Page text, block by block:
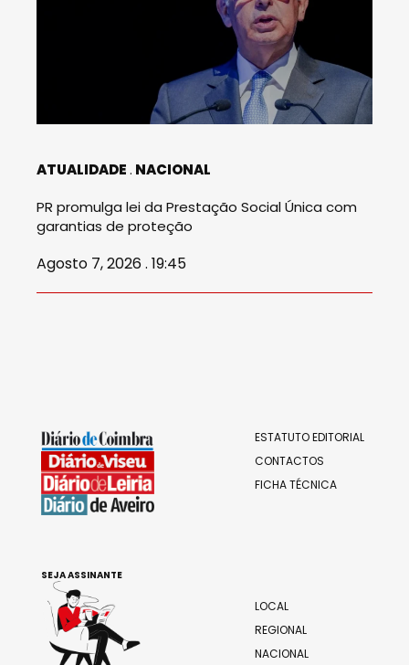
ATUALIDADE NACIONAL
PR promulga lei da Prestação Social Única com
garantias de proteção
Agosto 7, 2026 . 19:45
ESTATUTO EDITORIAL
CONTACTOS
FICHA TÉCNICA
LOCAL
REGIONAL
NACIONAL
SEJA ASSINANTE